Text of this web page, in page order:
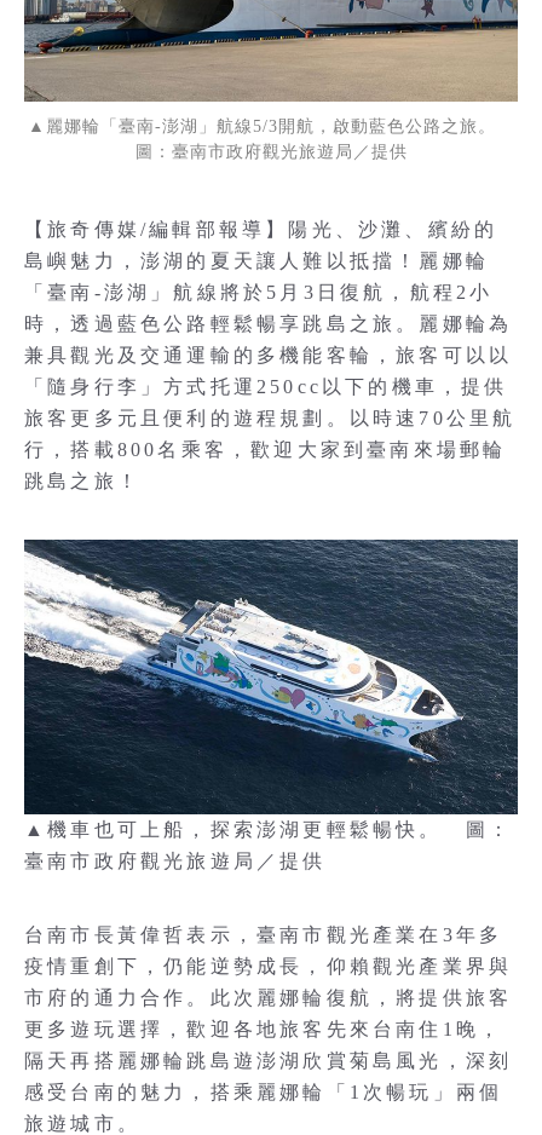
▲麗娜輪「臺南-澎湖」航線5/3開航，啟動藍色公路之旅。
圖：臺南市政府觀光旅遊局／提供
【旅奇傳媒/編輯部報導】陽光、沙灘、繽紛的
島嶼魅力，澎湖的夏天讓人難以抵擋！麗娜輪
「臺南-澎湖」航線將於5月3日復航，航程2小
時，透過藍色公路輕鬆暢享跳島之旅。麗娜輪為
兼具觀光及交通運輸的多機能客輪，旅客可以以
「隨身行李」方式托運250cc以下的機車，提供
旅客更多元且便利的遊程規劃。以時速70公里航
行，搭載800名乘客，歡迎大家到臺南來場郵輪
跳島之旅！
▲機車也可上船，探索澎湖更輕鬆暢快。 圖：
臺南市政府觀光旅遊局／提供
台南市長黃偉哲表示，臺南市觀光產業在3年多
疫情重創下，仍能逆勢成長，仰賴觀光產業界與
市府的通力合作。此次麗娜輪復航，將提供旅客
更多遊玩選擇，歡迎各地旅客先來台南住1晚，
隔天再搭麗娜輪跳島遊澎湖欣賞菊島風光，深刻
感受台南的魅力，搭乘麗娜輪「1次暢玩」兩個
旅遊城市。